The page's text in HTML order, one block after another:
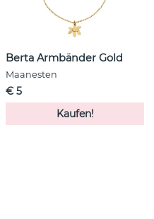
Berta Armbänder Gold
Maanesten
€ 5
Kaufen!